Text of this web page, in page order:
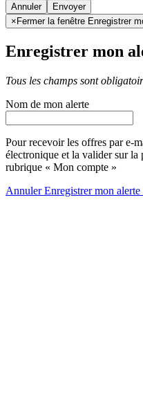
Annuler
× Fermer la fenêtre Enregistrer
Enregistrer mon
Tous les champs sont
Nom de mon alerte
Pour recevoir les offres par e-
électronique et la valider sur la
rubrique « Mon compte »
AnnulerEnregistrer mon alerte